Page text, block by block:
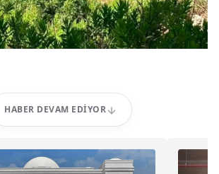
HABER DEVAM EDIYOR